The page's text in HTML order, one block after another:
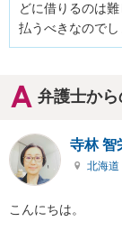
どに借りるのは
弁護士か
寺林 智
北海道
こんにちは。